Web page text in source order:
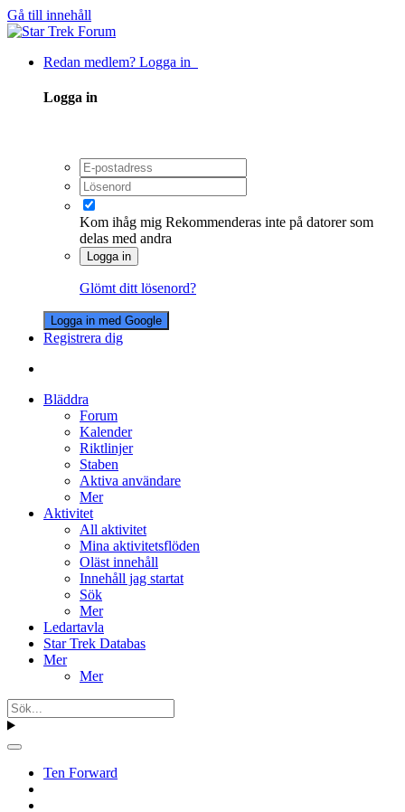
Gå till innehåll
Redan medlem? Logga in
Logga in
Kom ihåg mig Rekommenderas inte på datorer som
delas med andra
Logga in
Glömt ditt lösenord?
Logga in med Google
Registrera dig
Bläddra
Forum
Kalender
Riktlinjer
Staben
Aktiva användare
Mer
Aktivitet
All aktivitet
Mina aktivitetsflöden
Oläst innehåll
Innehåll jag startat
Sök
Mer
Ledartavla
Star Trek Databas
Mer
Mer
Ten Forward